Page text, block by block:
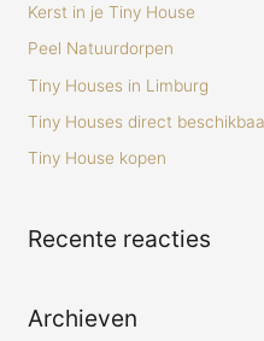
r
Kerst in je Tiny House
Peel Natuurdorpen
Tiny Houses in Limburg
Tiny Houses direct
Tiny House kopen
Recente reacties
Archieven